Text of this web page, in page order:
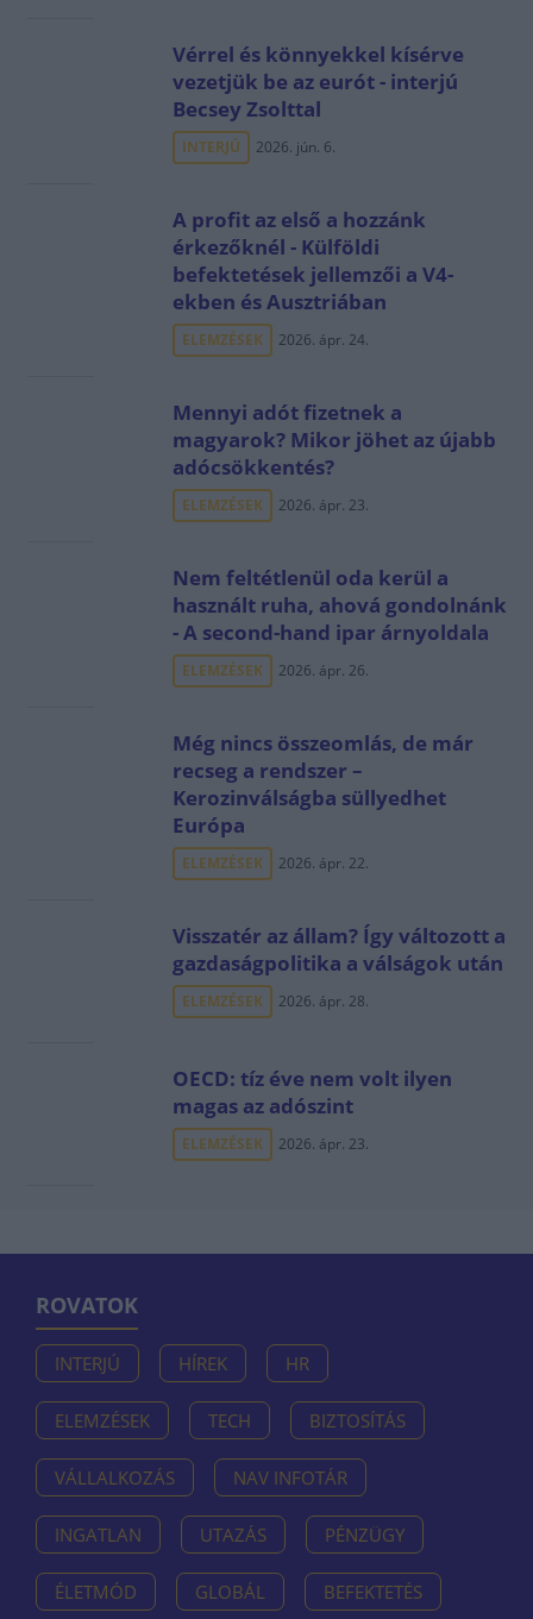
Vérrel és könnyekkel kísérve
vezetjük be az eurót - interjú
Becsey Zsolttal
INTERJÚ 2026. jún. 6.
A profit az első a hozzánk
érkezőknél - Külföldi
befektetések jellemzői a V4-
ekben és Ausztriában
ELEMZÉSEK 2026. ápr. 24.
Mennyi adót fizetnek a
magyarok? Mikor jöhet az újabb
adócsökkentés?
ELEMZÉSEK 2026. ápr. 23.
Nem feltétlenül oda kerül a
használt ruha, ahová gondolnánk
- A second-hand ipar árnyoldala
ELEMZÉSEK 2026. ápr. 26.
Még nincs összeomlás, de már
recseg a rendszer –
Kerozinválságba süllyedhet
Európa
ELEMZÉSEK 2026. ápr. 22.
Visszatér az állam? Így változott a
gazdaságpolitika a válságok után
ELEMZÉSEK 2026. ápr. 28.
OECD: tíz éve nem volt ilyen
magas az adószint
ELEMZÉSEK 2026. ápr. 23.
ROVATOK
INTERJÚ HÍREK HR
ELEMZÉSEK TECH BIZTOSÍTÁS
VÁLLALKOZÁS NAV INFOTÁR
INGATLAN UTAZÁS PÉNZÜGY
ÉLETMÓD GLOBÁL BEFEKTETÉS